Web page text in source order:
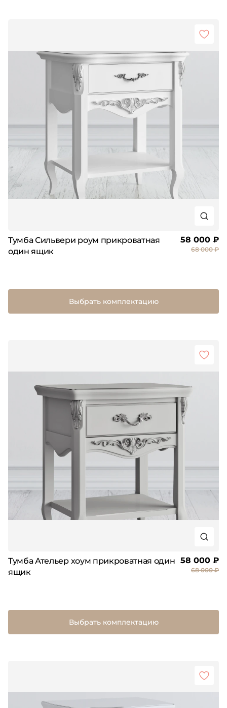
Тумба Сильвери роум прикроватная
один ящик
58 000 ₽
68 000 ₽
Выбрать комплектацию
Тумба Ательер хоум прикроватная один
ящик
58 000 ₽
68 000 ₽
Выбрать комплектацию